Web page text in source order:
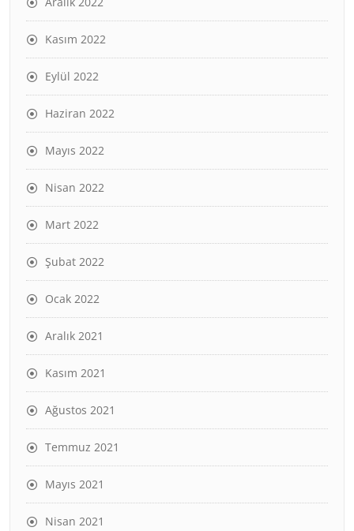
Kasım 2022
Eylül 2022
Haziran 2022
Mayıs 2022
Nisan 2022
Mart 2022
Şubat 2022
Ocak 2022
Aralık 2021
Kasım 2021
Ağustos 2021
Temmuz 2021
Mayıs 2021
Nisan 2021